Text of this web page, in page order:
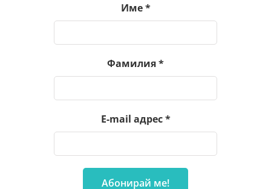
Име*
Фамилия*
E-mail адрес*